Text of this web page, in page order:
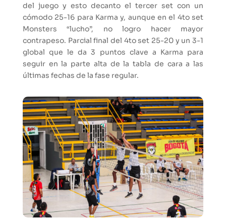
del juego y esto decanto el tercer set con un
cómodo 25-16 para Karma y, aunque en el 4to set
Monsters “lucho”, no logro hacer mayor
contrapeso. Parcial final del 4to set 25-20 y un 3-1
global que le da 3 puntos clave a Karma para
seguir en la parte alta de la tabla de cara a las
últimas fechas de la fase regular.